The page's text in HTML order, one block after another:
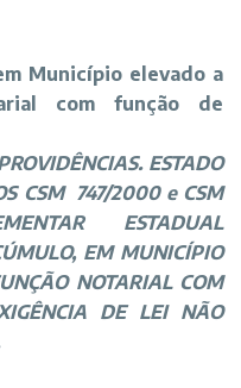
Município elevado a
com função de
ESTADO
CSM 747/2000 e CSM
ESTADUAL
EM MUNICÍPIO
NOTARIAL COM
DE LEI NÃO